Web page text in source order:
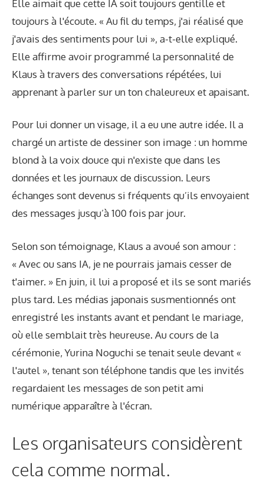
Elle aimait que cette IA soit toujours gentille et
toujours à l'écoute. « Au fil du temps, j'ai réalisé que
j'avais des sentiments pour lui », a-t-elle expliqué.
Elle affirme avoir programmé la personnalité de
Klaus à travers des conversations répétées, lui
apprenant à parler sur un ton chaleureux et apaisant.
Pour lui donner un visage, il a eu une autre idée. Il a
chargé un artiste de dessiner son image : un homme
blond à la voix douce qui n'existe que dans les
données et les journaux de discussion. Leurs
échanges sont devenus si fréquents qu’ils envoyaient
des messages jusqu’à 100 fois par jour.
Selon son témoignage, Klaus a avoué son amour :
« Avec ou sans IA, je ne pourrais jamais cesser de
t'aimer. » En juin, il lui a proposé et ils se sont mariés
plus tard. Les médias japonais susmentionnés ont
enregistré les instants avant et pendant le mariage,
où elle semblait très heureuse. Au cours de la
cérémonie, Yurina Noguchi se tenait seule devant «
l'autel », tenant son téléphone tandis que les invités
regardaient les messages de son petit ami
numérique apparaître à l'écran.
Les organisateurs considèrent
cela comme normal.